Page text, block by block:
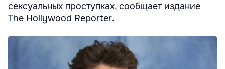
сексуальных проступках, сообщает издание
The Hollywood Reporter.